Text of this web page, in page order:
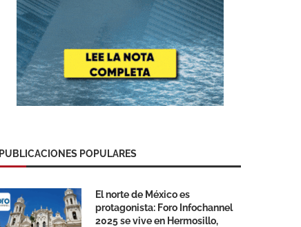
PUBLICACIONES POPULARES
El norte de México es
protagonista: Foro Infochannel
2025 se vive en Hermosillo,